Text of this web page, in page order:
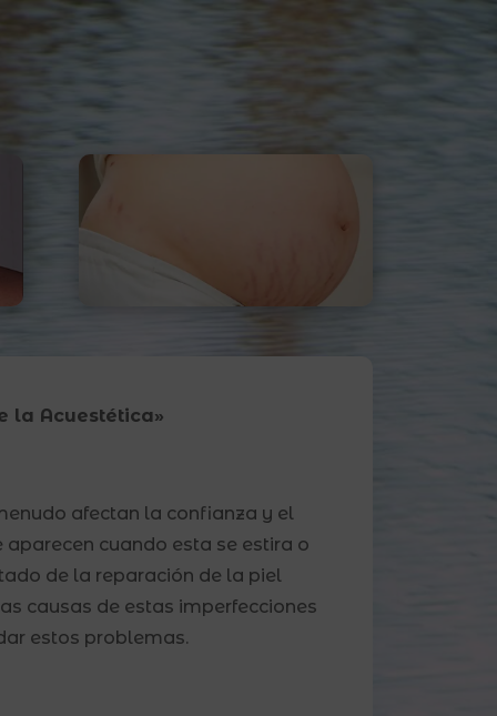
la Acuestética»
afectan la confianza y el
cuando esta se estira o
de la reparación de la piel
causas de estas imperfecciones
estos problemas.